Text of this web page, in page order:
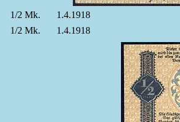
1/2 Mk.
1.4.1918
1/2 Mk. 1.4.1918